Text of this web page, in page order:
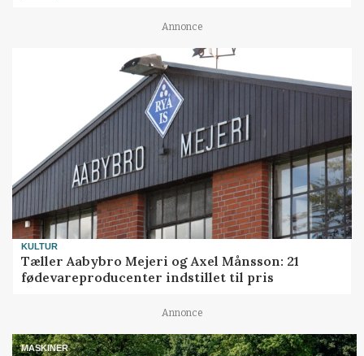
Annonce
KULTUR
Tæller Aabybro Mejeri og Axel Månsson: 21
fødevareproducenter indstillet til pris
Annonce
MASKINER